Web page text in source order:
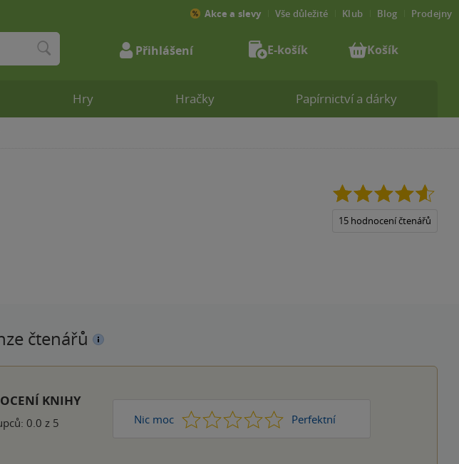
4.6
15 hodnocení čtenářů
čtenářů
KNIHY
0.0 z 5 Nic moc 1 2 3 4 Perfektní
5
Hry Hračky Papírnictví a dárky
Akce a slevy Vše důležité Klub Blog Prodejny
Přihlášení E-košík Košík